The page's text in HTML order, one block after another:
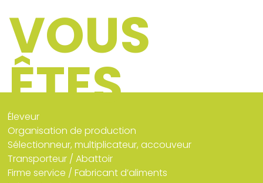
VOUS
ÊTES
Éleveur
Organisation de production
Sélectionneur, multiplicateur, accouveur
Transporteur / Abattoir
Firme service / Fabricant d’aliments